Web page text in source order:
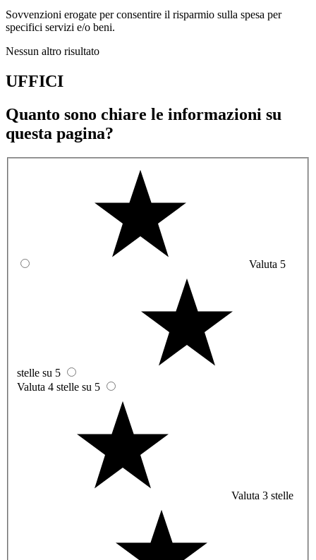
Sovvenzioni erogate per consentire il risparmio sulla spesa per
specifici servizi e/o beni.
Nessun altro risultato
UFFICI
Quanto sono chiare le informazioni su
questa pagina?
Valuta 5
stelle su 5
Valuta 4 stelle su 5
Valuta 3 stelle